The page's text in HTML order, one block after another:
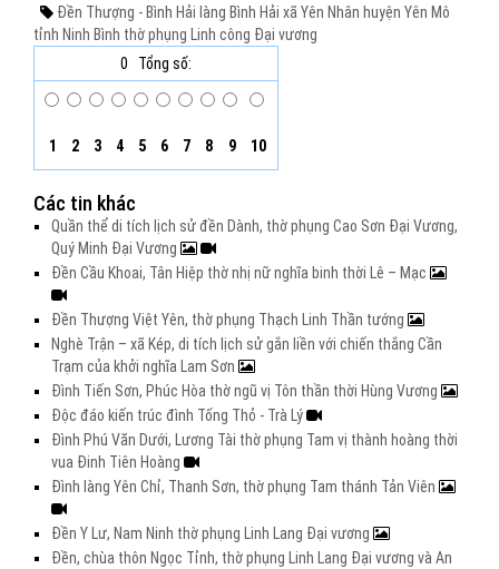
Đền Thượng - Bình Hải làng Bình Hải xã Yên Nhân huyện Yên Mô
tỉnh Ninh Bình thờ phụng
Linh công Đại vương
0
Tổng số:
1 2 3 4 5 6 7 8 9 10
Các tin khác
Quần thể di tích lịch sử đền Dành, thờ phụng Cao Sơn Đại Vương,
Quý Minh Đại Vương
Đền Cầu Khoai, Tân Hiệp thờ nhị nữ nghĩa binh thời Lê – Mạc
Đền Thượng Việt Yên, thờ phụng Thạch Linh Thần tướng
Nghè Trận – xã Kép, di tích lịch sử gắn liền với chiến thắng Cần
Trạm của khởi nghĩa Lam Sơn
Đình Tiến Sơn, Phúc Hòa thờ ngũ vị Tôn thần thời Hùng Vương
Độc đáo kiến trúc đình Tống Thỏ - Trà Lý
Đình Phú Văn Dưới, Lương Tài thờ phụng Tam vị thành hoàng thời
vua Đinh Tiên Hoàng
Đình làng Yên Chỉ, Thanh Sơn, thờ phụng Tam thánh Tản Viên
Đền Y Lư, Nam Ninh thờ phụng Linh Lang Đại vương
Đền, chùa thôn Ngọc Tỉnh, thờ phụng Linh Lang Đại vương và An